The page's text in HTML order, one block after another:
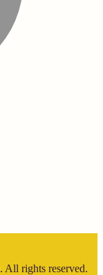
. All rights reserved.